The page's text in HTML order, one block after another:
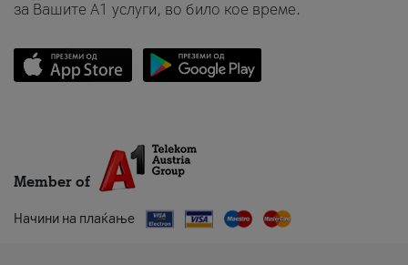
за Вашите A1 услуги, во било кое време.
Member of
Начини на плаќање